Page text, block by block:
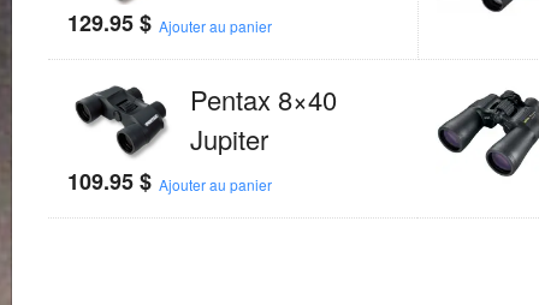
129.95$ Ajouter au panier
Pentax 8×40
Jupiter
109.95$ Ajouter au panier